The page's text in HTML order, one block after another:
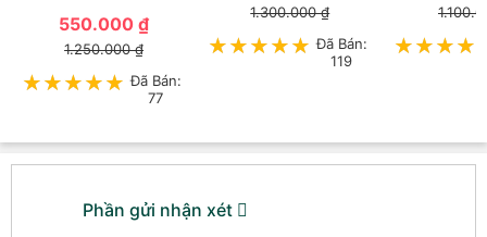
550.000 ₫
1.250.000 ₫
★★★★★
★★★★★ Đã Bán:
77
1.300.000 ₫
★★★★★
★★★★★ Đã Bán:
119
Phần gửi nhận xét